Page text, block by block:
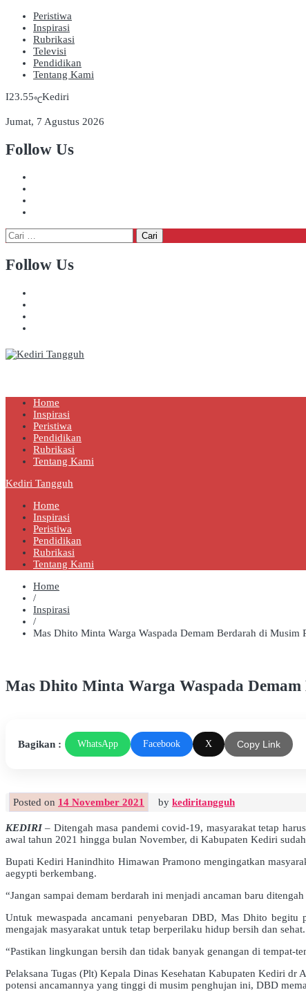
Peristiwa
Inspirasi
Rubrikasi
Televisi
Pendidikan
Tentang Kami
23.55℃Kediri
Jumat, 7 Agustus 2026
Follow Us
Cari
untuk:
Follow Us
Home
Inspirasi
Peristiwa
Pendidikan
Rubrikasi
Tentang Kami
Kediri Tangguh
Home
Inspirasi
Peristiwa
Pendidikan
Rubrikasi
Tentang Kami
Home
/
Inspirasi
/
Mas Dhito Minta Warga Waspada Demam Berdarah di Musim
Mas Dhito Minta Warga Waspada
Bagikan : WhatsApp Facebook X Copy Link
Posted on 14 November 2021 by kediritangguh
KEDIRI– Ditengah masa pandemi covid-19, masyarakat tetap
awal tahun 2021 hingga bulan November, di Kabupaten Kediri
Bupati Kediri Hanindhito Himawan Pramono mengingatkan
aegypti berkembang.
“Jangan sampai demam berdarah ini menjadi ancaman baru
Untuk mewaspada ancamani penyebaran DBD, Mas Dhito
mengajak masyarakat untuk tetap berperilaku hidup bersih dan sehat.
“Pastikan lingkungan bersih dan tidak banyak genangan di tempat-
Pelaksana Tugas (Plt) Kepala Dinas Kesehatan Kabupaten Kediri
potensi ancamannya yang tinggi di musim penghujan ini, DBD